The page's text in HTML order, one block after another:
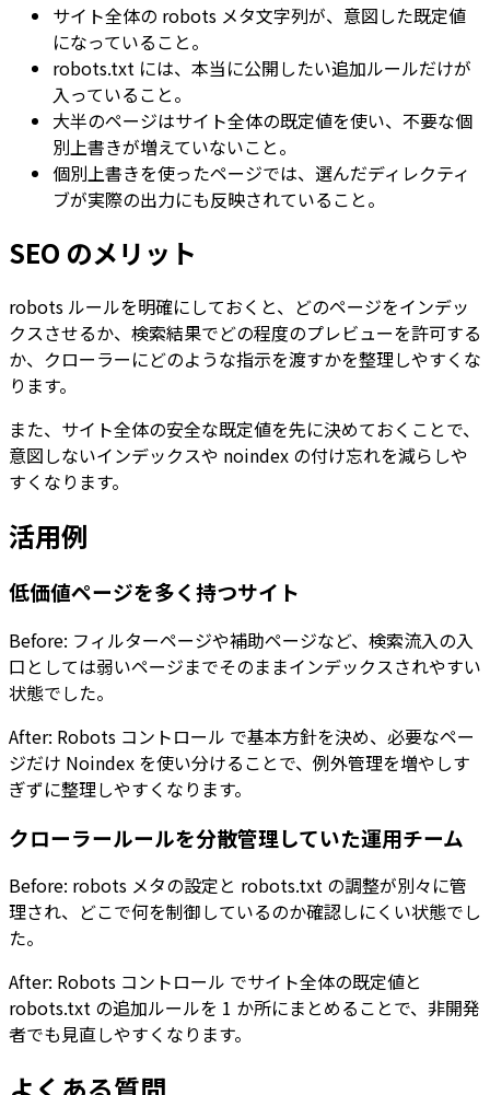
サイト全体の robots メタ文字列が、意図した既定値
になっていること。
robots.txt には、本当に公開したい追加ルールだけが
入っていること。
大半のページはサイト全体の既定値を使い、不要な個
別上書きが増えていないこと。
個別上書きを使ったページでは、選んだディレクティ
ブが実際の出力にも反映されていること。
SEO のメリット
robots ルールを明確にしておくと、どのページをインデッ
クスさせるか、検索結果でどの程度のプレビューを許可する
か、クローラーにどのような指示を渡すかを整理しやすくな
ります。
また、サイト全体の安全な既定値を先に決めておくことで、
意図しないインデックスや noindex の付け忘れを減らしや
すくなります。
活用例
低価値ページを多く持つサイト
Before: フィルターページや補助ページなど、検索流入の入
口としては弱いページまでそのままインデックスされやすい
状態でした。
After: Robots コントロール で基本方針を決め、必要なペー
ジだけ Noindex を使い分けることで、例外管理を増やしす
ぎずに整理しやすくなります。
クローラールールを分散管理していた運用チーム
Before: robots メタの設定と robots.txt の調整が別々に管
理され、どこで何を制御しているのか確認しにくい状態でし
た。
After: Robots コントロール でサイト全体の既定値と
robots.txt の追加ルールを 1 か所にまとめることで、非開発
者でも見直しやすくなります。